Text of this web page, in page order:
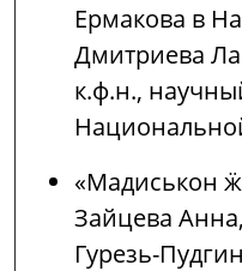
Ермакова в
Дмитриева
к.ф.н.,
«Мадиськон
Зайцева
Гурезь-